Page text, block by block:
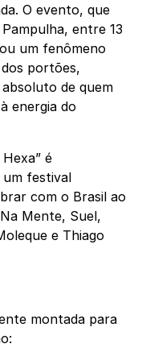
O evento, que
entre 13
um fenômeno
portões,
de quem
energia do
é
um festival
com o Brasil ao
Mente, Suel,
e Thiago
montada para